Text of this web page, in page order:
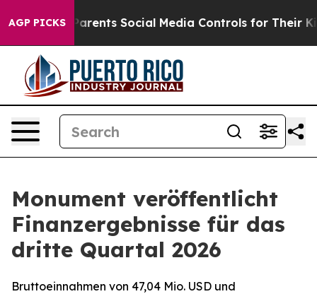
AGP PICKS
Social Media Controls for Their Kids. Should the
Monument veröffentlicht
Finanzergebnisse für das
dritte Quartal 2026
Bruttoeinnahmen von 47,04 Mio. USD und